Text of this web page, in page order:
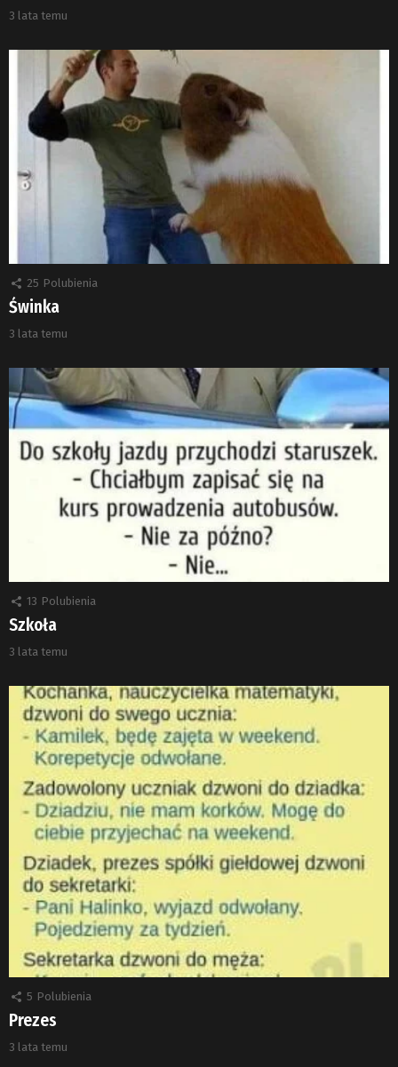
3 lata temu
25 Polubienia
Świnka
3 lata temu
13 Polubienia
Szkoła
3 lata temu
5 Polubienia
Prezes
3 lata temu